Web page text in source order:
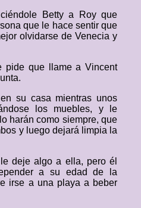
Betty a Roy que
que le hace sentir que
olvidarse de Venecia y
pide que llame a Vincent
su casa mientras unos
los muebles, y le
harán como siempre, que
y luego dejará limpia la
deje algo a ella, pero él
a su edad de la
irse a una playa a beber